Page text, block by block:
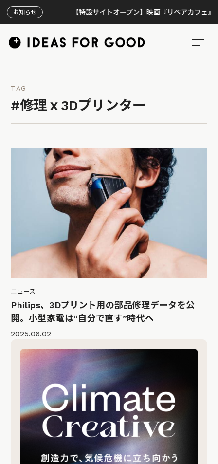
お知らせ 【特設サイトオープン】映画『リペアカフェ』、上
TAG
#修理ｘ3Dプリンター
ニュース
Philips、3Dプリント用の部品修理データを公
開。小型家電は“自分で直す”時代へ
2025.06.02